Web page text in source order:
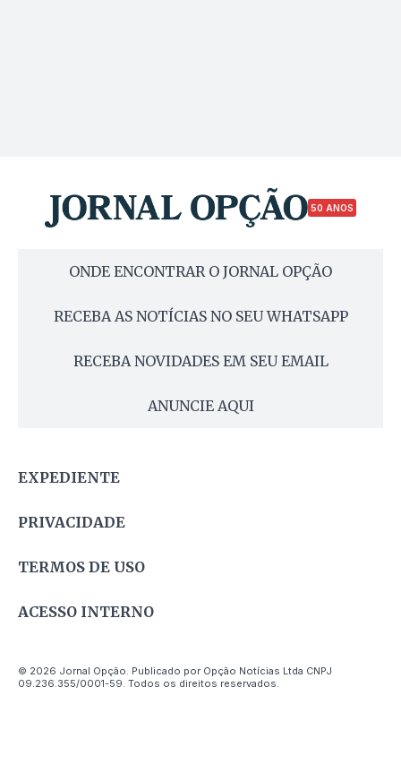
50 ANOS
ONDE ENCONTRAR O JORNAL OPÇÃO
RECEBA AS NOTÍCIAS NO SEU WHATSAPP
RECEBA NOVIDADES EM SEU EMAIL
ANUNCIE AQUI
EXPEDIENTE
PRIVACIDADE
TERMOS DE USO
ACESSO INTERNO
© 2026 Jornal Opção. Publicado por Opção Notícias Ltda CNPJ
09.236.355/0001-59. Todos os direitos reservados.